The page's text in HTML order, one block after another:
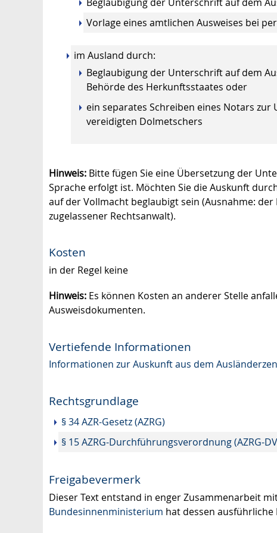
Vorlage eines amtlichen Ausweises bei
im Ausland durch:
Beglaubigung der Unterschrift auf dem
Behörde des Herkunftsstaates oder
ein separates Schreiben eines Notars
vereidigten Dolmetschers
Hinweis: Bitte fügen Sie eine Übersetzung der
Sprache erfolgt ist. Möchten Sie die Auskunft
auf der Vollmacht beglaubigt sein (Ausnahme:
zugelassener Rechtsanwalt).
Kosten
in der Regel keine
Hinweis: Es können Kosten an anderer Stelle
Ausweisdokumenten.
Vertiefende Informationen
Informationen zur Auskunft aus dem
Rechtsgrundlage
§ 34 AZR-Gesetz (AZRG)
§ 15 AZRG-Durchführungsverordnung (AZRG-
Freigabevermerk
Dieser Text entstand in enger Zusammenarbeit
Bundesinnenministerium hat dessen ausführliche